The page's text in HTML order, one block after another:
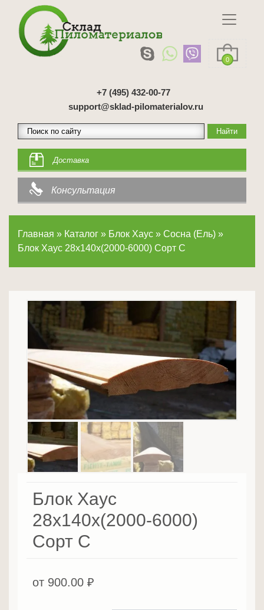
0
+7 (495) 432-00-77
support@sklad-pilomaterialov.ru
Доставка
Консультация
Главная » Каталог » Блок Хаус » Сосна (Ель) »
Блок Хаус 28х140х(2000-6000) Сорт С
Блок Хаус
28х140х(2000-6000)
Сорт С
от 900.00 ₽